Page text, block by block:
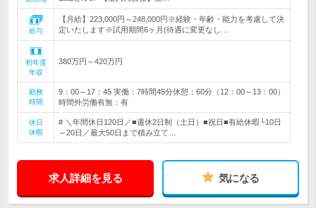
給与
【月給】223,000円～248,000円※経験・年齢・能力を考慮して決
定いたします※試用期間6ヶ月(待遇に変更なし…
初年度
年収
380万円～420万円
勤務
時間
9：00～17：45 実働：7時間45分休憩：60分（12：00～13：00）
時間外労働有無：有
休日
休暇
# ＼年間休日120日／■週休2日制（土日）■祝日■有給休暇└10日
～20日／最大50日まで積み立て…
求人詳細を見る 気になる